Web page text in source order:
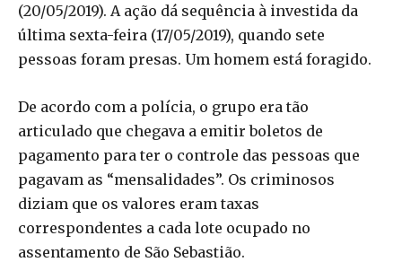
(20/05/2019). A ação dá sequência à investida da
última sexta-feira (17/05/2019), quando sete
pessoas foram presas. Um homem está foragido.
De acordo com a polícia, o grupo era tão
articulado que chegava a emitir boletos de
pagamento para ter o controle das pessoas que
pagavam as “mensalidades”. Os criminosos
diziam que os valores eram taxas
correspondentes a cada lote ocupado no
assentamento de São Sebastião.